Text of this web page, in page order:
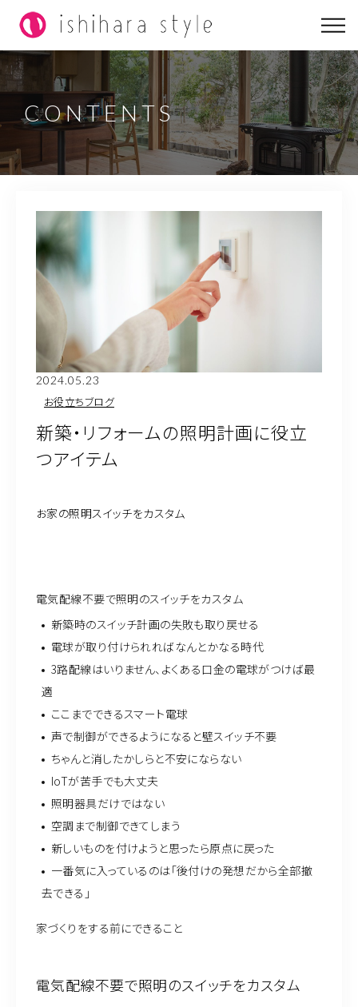
CONTENTS
2024.05.23
お役立ちブログ
新築・リフォームの照明計画に役立
つアイテム
お家の照明スイッチをカスタム
電気配線不要で照明のスイッチをカスタム
新築時のスイッチ計画の失敗も取り戻せる
電球が取り付けられればなんとかなる時代
3路配線はいりません、よくある口金の電球がつけば最
適
ここまでできるスマート電球
声で制御ができるようになると壁スイッチ不要
ちゃんと消したかしらと不安にならない
IoTが苦手でも大丈夫
照明器具だけではない
空調まで制御できてしまう
新しいものを付けようと思ったら原点に戻った
一番気に入っているのは「後付けの発想だから全部撤
去できる」
家づくりをする前にできること
電気配線不要で照明のスイッチをカスタム
イシハラスタイルについて
こだわりラボ
実例集
0563-58-1231
営業時間 8:00～18:00（日祝定休）